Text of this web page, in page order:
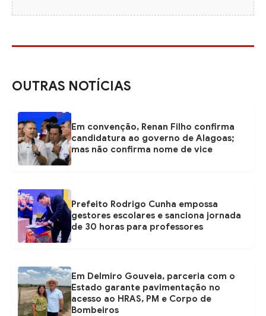
OUTRAS NOTÍCIAS
Em convenção, Renan Filho confirma
candidatura ao governo de Alagoas;
mas não confirma nome de vice
Prefeito Rodrigo Cunha empossa
gestores escolares e sanciona jornada
de 30 horas para professores
Em Delmiro Gouveia, parceria com o
Estado garante pavimentação no
acesso ao HRAS, PM e Corpo de
Bombeiros